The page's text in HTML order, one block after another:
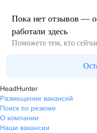
Пока нет отзывов —
работали здесь
Поможете тем, кто
HeadHunter
Размещение вакансий
Поиск по резюме
О компании
Наши вакансии